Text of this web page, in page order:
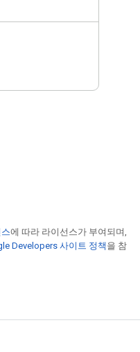
에 따라 라이선스가 부여되며,
Developers 사이트 정책 을 참